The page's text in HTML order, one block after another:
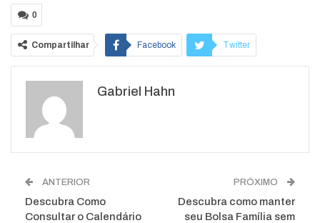
0
Compartilhar Facebook Twitter
WhatsApp
Gabriel Hahn
ANTERIOR
Descubra Como
Consultar o Calendário
PRÓXIMO
Descubra como manter
seu Bolsa Família sem